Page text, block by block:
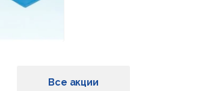
Все акции